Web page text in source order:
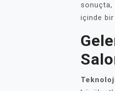
sonuçta,
içinde bir